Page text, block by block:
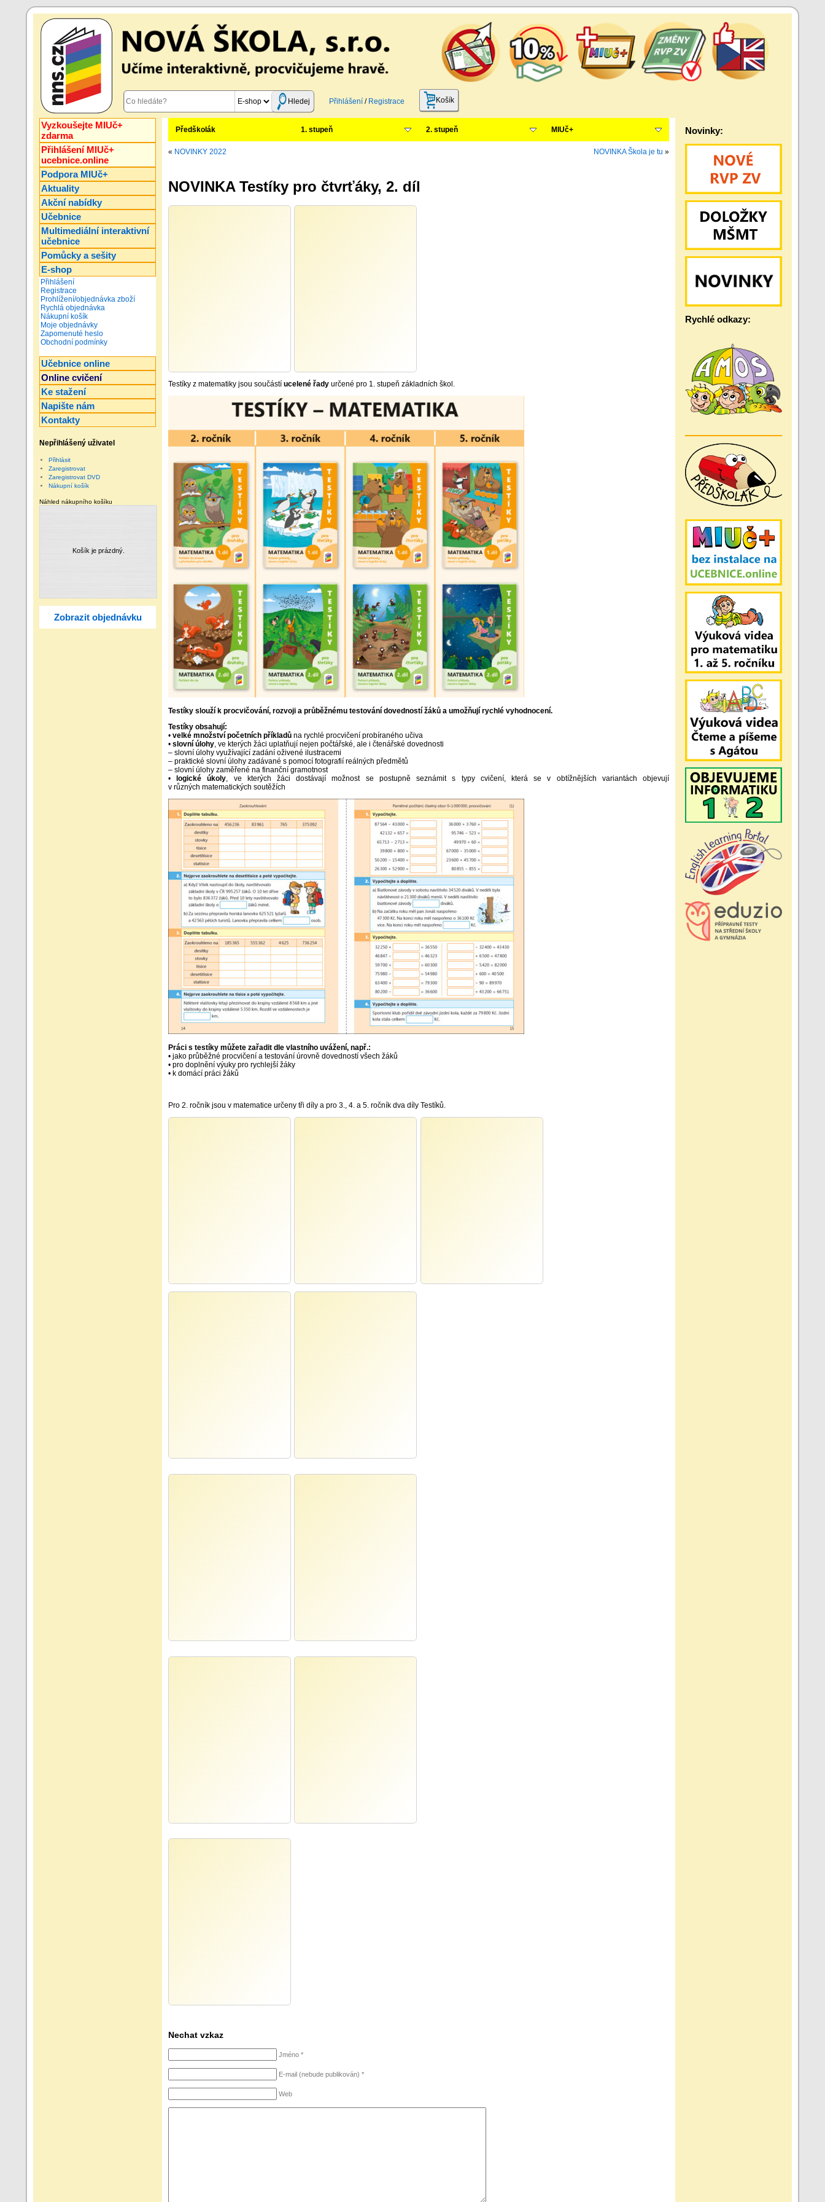
Hledej Přihlášení/ Registrace Košík
Vyzkoušejte MIUč+
zdarma
Přihlášení MIUč+
ucebnice.online
Podpora MIUč+
Aktuality
Akční nabídky
Učebnice
Multimediální interaktivní
učebnice
Pomůcky a sešity
E-shop
Přihlášení
Registrace
Prohlížení/objednávka zboží
Rychlá objednávka
Nákupní košík
Moje objednávky
Zapomenuté heslo
Obchodní podmínky
Učebnice online
Online cvičení
Ke stažení
Napište nám
Kontakty
Nepřihlášený uživatel
Přihlásit
Zaregistrovat
Zaregistrovat DVD
Nákupní košík
Náhled nákupního košíku
Zobrazit objednávku
Předškolák 1. stupeň 2. stupeň MIUč+
« NOVINKY 2022 NOVINKA Škola je tu »
NOVINKA Testíky pro čtvrťáky, 2. díl
Testíky z matematiky jsou součástí ucelené řady určené pro 1. stupeň základních škol.
Testíky slouží k procvičování, rozvoji a průběžnému testování dovedností žáků a umožňují rychlé vyhodnocení.
Testíky obsahují:
• velké množství početních příkladů na rychlé procvičení probíraného učiva
• slovní úlohy, ve kterých žáci uplatňují nejen počtářské, ale i čtenářské dovednosti
– slovní úlohy využívající zadání oživené ilustracemi
– praktické slovní úlohy zadávané s pomocí fotografií reálných předmětů
– slovní úlohy zaměřené na finanční gramotnost
•
logické úkoly, ve kterých žáci dostávají možnost se postupně seznámit s typy cvičení, která se v obtížnějších variantách objevují
v různých matematických soutěžích
Práci s testíky můžete zařadit dle vlastního uvážení, např.:
• jako průběžné procvičení a testování úrovně dovedností všech žáků
• pro doplnění výuky pro rychlejší žáky
• k domácí práci žáků
Pro 2. ročník jsou v matematice určeny tři díly a pro 3., 4. a 5. ročník dva díly Testíků.
Nechat vzkaz
Jméno *
E-mail (nebude publikován) *
Web
Novinky:
Rychlé odkazy: